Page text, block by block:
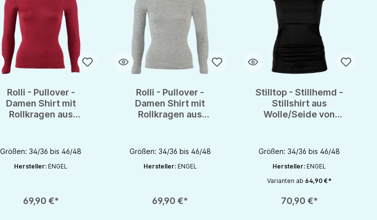
Rolli - Pullover -
Damen Shirt mit
Rollkragen aus
Größen: 34/36 bis 46/48
Hersteller: ENGEL
69,90 €*
Rolli - Pullover -
Damen Shirt mit
Rollkragen aus
Größen: 34/36 bis 46/48
Hersteller: ENGEL
69,90 €*
Stilltop - Stillhemd -
Stillshirt aus
Wolle/Seide von
Größen: 34/36 bis 46/48
Hersteller: ENGEL
Varianten ab 64,90 €*
70,90 €*